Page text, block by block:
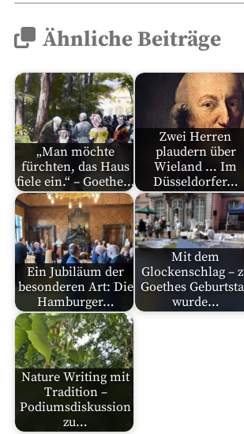
Ähnliche Beiträge
„Man möchte
fürchten, das Haus
fiele ein.“ – Goethe…
Zwei Herren
plaudern über
Wieland … Im
Düsseldorfer…
Ein Jubiläum der
besonderen Art: Die
Hamburger…
Mit dem
Glockenschlag –
Goethes
wurde…
Nature Writing mit
Tradition –
Podiumsdiskussion
zu…